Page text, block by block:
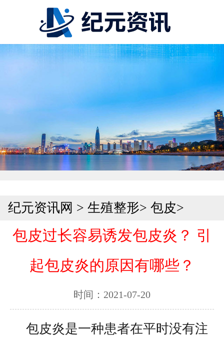
纪元资讯网 > 生殖整形> 包皮>
包皮过长容易诱发包皮炎？ 引
起包皮炎的原因有哪些？
时间：2021-07-20
包皮炎是一种患者在平时没有注